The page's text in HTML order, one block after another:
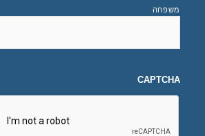
משפחה
CAPTCHA